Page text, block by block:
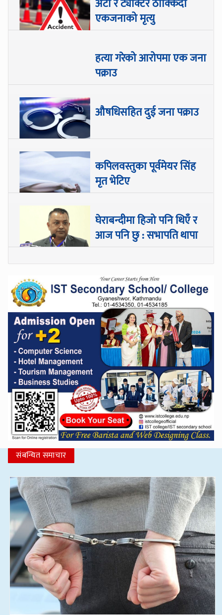
अटो र ट्याक्टर ठोक्किँदा
एकजनाको मृत्यु
हत्या गरेको आरोपमा एक जना
पक्राउ
औषधिसहित दुई जना पक्राउ
कपिलवस्तुका पूर्वमेयर सिंह
मृत भेटिए
घेराबन्दीमा हिजो पनि थिएँ र
आज पनि छु : सभापति थापा
संबन्धित समाचार